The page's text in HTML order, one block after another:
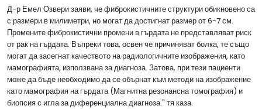
Д-р Емел Озвери заяви, че фиброкистичните структури обикновено са
с размери в милиметри, но могат да достигнат размер от 6-7 см.
Промените фиброкистични промени в гърдата не представляват риск
от рак на гърдата. Въпреки това, освен че причиняват болка, те също
могат да засегнат качеството на радиологичните изображения, като
мамографията, използвана за диагноза. Затова, при тези пациенти
може да бъде необходимо да се обърнат към методи на изображение
като мамография на гърдата (Магнитна резонансна томография) и
биопсия с игла за диференциална диагноза." тя каза.